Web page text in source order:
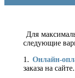
Для
следующие
1. Онлайн-
заказа на